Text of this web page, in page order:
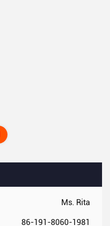
Ms. Rita
86-191-8060-1981